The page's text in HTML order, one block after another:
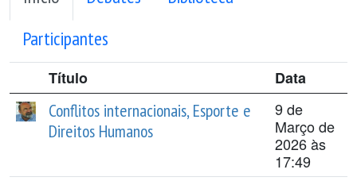
Participantes
Título Data
Conflitos internacionais, Esporte e
Direitos Humanos
9 de
Março de
2026 às
17:49